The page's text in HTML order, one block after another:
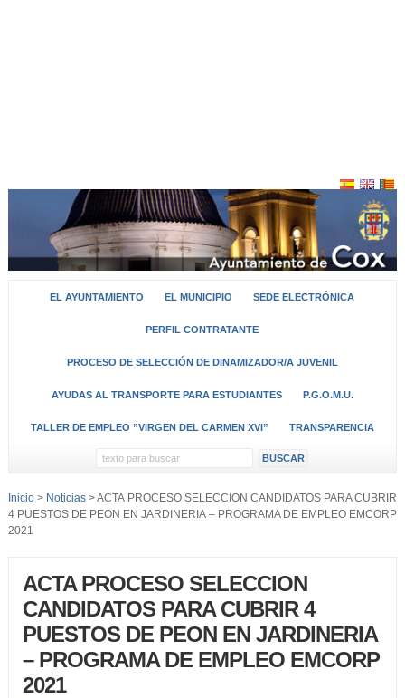
EL AYUNTAMIENTO EL MUNICIPIO SEDE ELECTRÓNICA
PERFIL CONTRATANTE
PROCESO DE SELECCIÓN DE DINAMIZADOR/A JUVENIL
AYUDAS AL TRANSPORTE PARA ESTUDIANTES P.G.O.M.U.
TALLER DE EMPLEO ”VIRGEN DEL CARMEN XVI” TRANSPARENCIA
Inicio> Noticias > ACTA PROCESO SELECCION CANDIDATOS PARA CUBRIR
4 PUESTOS DE PEON EN JARDINERIA – PROGRAMA DE EMPLEO EMCORP
2021
ACTA PROCESO SELECCION
CANDIDATOS PARA CUBRIR 4
PUESTOS DE PEON EN JARDINERIA
– PROGRAMA DE EMPLEO EMCORP
2021